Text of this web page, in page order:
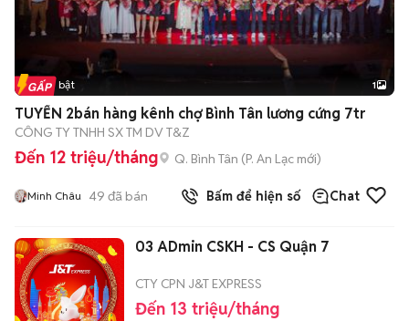
Tin nổi bật 1
TUYỂN 2bán hàng kênh chợ Bình Tân lương cứng 7tr
CÔNG TY TNHH SX TM DV T&Z
Đến 12 triệu/tháng Q. Bình Tân (P. An Lạc mới)
Minh Châu 49 đã bán Bấm để hiện số Chat
03 ADmin CSKH - CS Quận 7
CTY CPN J&T EXPRESS
Đến 13 triệu/tháng